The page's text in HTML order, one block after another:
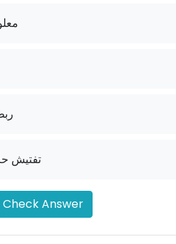
تفتيش
Check Answer